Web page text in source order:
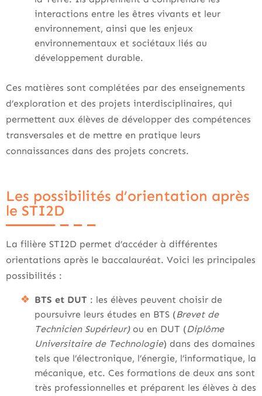
interactions entre les êtres vivants et leur
environnement, ainsi que les enjeux
environnementaux et sociétaux liés au
développement durable.
Ces matières sont complétées par des enseignements
d’exploration et des projets interdisciplinaires, qui
permettent aux élèves de développer des compétences
transversales et de mettre en pratique leurs
connaissances dans des projets concrets.
Les possibilités d’orientation après
le STI2D
La filière STI2D permet d’accéder à différentes
orientations après le baccalauréat. Voici les principales
possibilités :
BTS et DUT : les élèves peuvent choisir de
poursuivre leurs études en BTS (Brevet de
Technicien Supérieur)ou en DUT (Diplôme
Universitaire de Technologie) dans des domaines
tels que l’électronique, l’énergie, l’informatique, la
mécanique, etc. Ces formations de deux ans sont
très professionnelles et préparent les élèves à des